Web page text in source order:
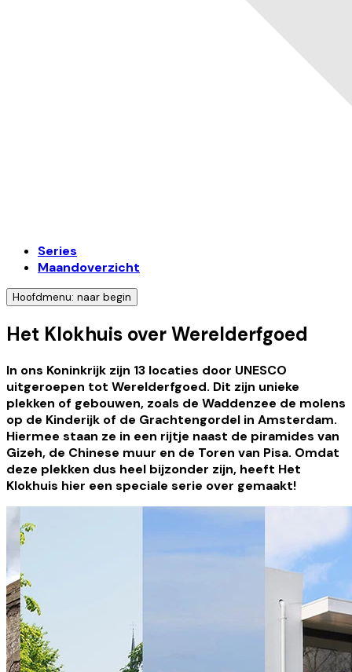
Series
Maandoverzicht
Hoofdmenu: naar begin
Het Klokhuis over Werelderfgoed
In ons Koninkrijk zijn 13 locaties door UNESCO
uitgeroepen tot Werelderfgoed. Dit zijn unieke
plekken of gebouwen, zoals de Waddenzee de molens
op de Kinderijk of de Grachtengordel in Amsterdam.
Hiermee staan ze in een rijtje naast de piramides van
Gizeh, de Chinese muur en de Toren van Pisa. Omdat
deze plekken dus heel bijzonder zijn, heeft Het
Klokhuis hier een speciale serie over gemaakt!